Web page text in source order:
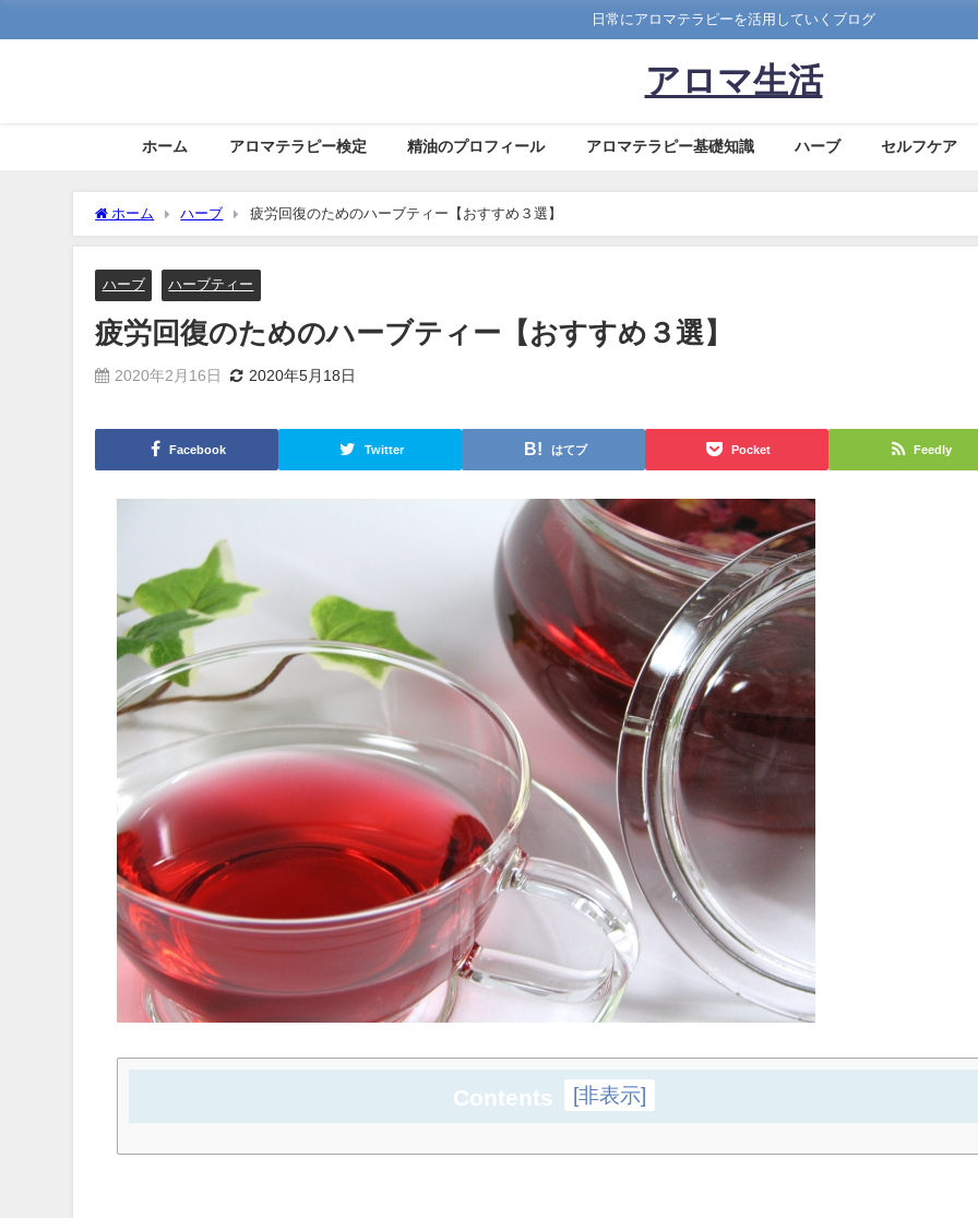
日常にアロマテラピーを活用していくブログ
アロマ生活
ホーム アロマテラピー検定 精油のプロフィール アロマテラピー基礎知識 ハーブ セルフケア
ホーム ハーブ 疲労回復のためのハーブティー【おすすめ３選】
ハーブ ハーブティー
疲労回復のためのハーブティー【おすすめ３選】
2020年2月16日 2020年5月18日
Facebook Twitter はてブ Pocket Feedly
Contents [非表示]